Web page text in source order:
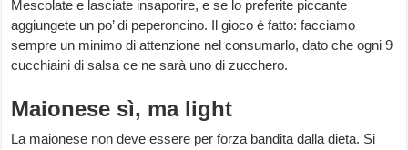
Mescolate e lasciate insaporire, e se lo preferite piccante
aggiungete un po’ di peperoncino. Il gioco è fatto: facciamo
sempre un minimo di attenzione nel consumarlo, dato che ogni 9
cucchiaini di salsa ce ne sarà uno di zucchero.
Maionese sì, ma light
La maionese non deve essere per forza bandita dalla dieta. Si